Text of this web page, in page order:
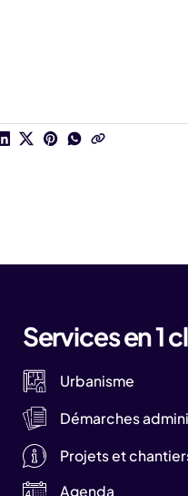
Services en 1
Urbanisme
Démarches
Projets et
Agenda